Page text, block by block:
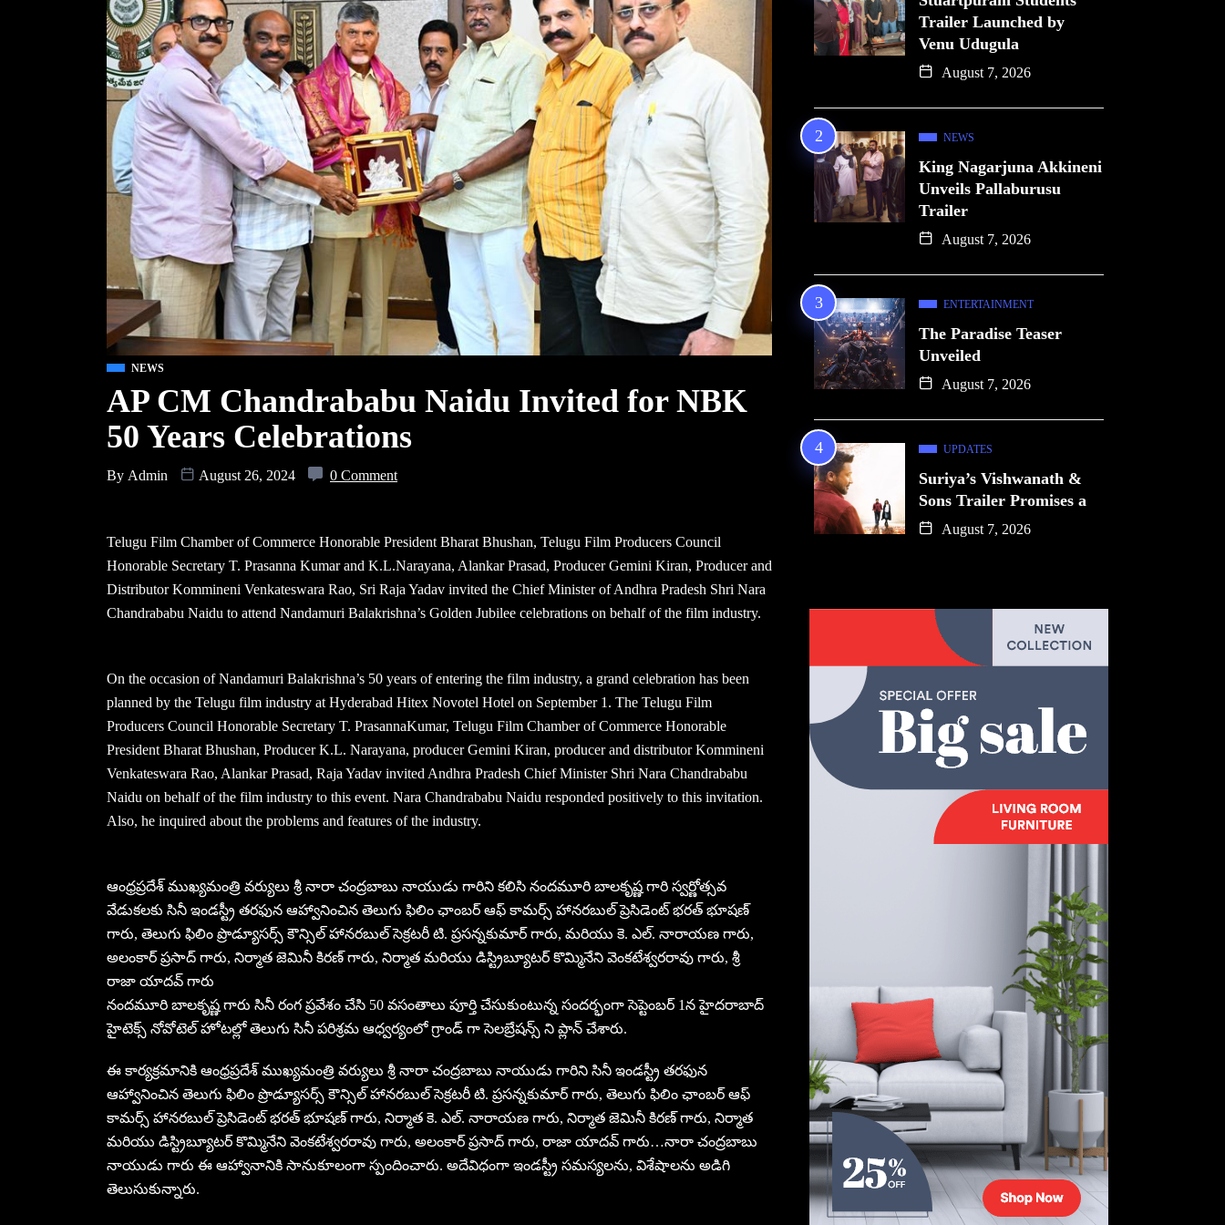
NEWS
AP CM Chandrababu Naidu Invited for NBK
50 Years Celebrations
By Admin August 26, 2024 0 Comment
Telugu Film Chamber of Commerce Honorable President Bharat Bhushan, Telugu Film Producers Council
Honorable Secretary T. Prasanna Kumar and K.L.Narayana, Alankar Prasad, Producer Gemini Kiran, Producer and
Distributor Kommineni Venkateswara Rao, Sri Raja Yadav invited the Chief Minister of Andhra Pradesh Shri Nara
Chandrababu Naidu to attend Nandamuri Balakrishna’s Golden Jubilee celebrations on behalf of the film industry.
On the occasion of Nandamuri Balakrishna’s 50 years of entering the film industry, a grand celebration has been
planned by the Telugu film industry at Hyderabad Hitex Novotel Hotel on September 1. The Telugu Film
Producers Council Honorable Secretary T. PrasannaKumar, Telugu Film Chamber of Commerce Honorable
President Bharat Bhushan, Producer K.L. Narayana, producer Gemini Kiran, producer and distributor Kommineni
Venkateswara Rao, Alankar Prasad, Raja Yadav invited Andhra Pradesh Chief Minister Shri Nara Chandrababu
Naidu on behalf of the film industry to this event. Nara Chandrababu Naidu responded positively to this invitation.
Also, he inquired about the problems and features of the industry.
ఆంధ్రప్రదేశ్ ముఖ్యమంత్రి వర్యులు శ్రీ నారా చంద్రబాబు నాయుడు గారిని కలిసి నందమూరి బాలకృష్ణ గారి స్వర్ణోత్సవ
వేడుకలకు సినీ ఇండస్ట్రీ తరఫున ఆహ్వానించిన తెలుగు ఫిలిం ఛాంబర్ ఆఫ్ కామర్స్ హానరబుల్ ప్రెసిడెంట్ భరత్ భూషణ్
గారు, తెలుగు ఫిలిం ప్రొడ్యూసర్స్ కౌన్సిల్ హానరబుల్ సెక్రటరీ టి. ప్రసన్నకుమార్ గారు, మరియు కె. ఎల్. నారాయణ గారు,
అలంకార్ ప్రసాద్ గారు, నిర్మాత జెమినీ కిరణ్ గారు, నిర్మాత మరియు డిస్ట్రిబ్యూటర్ కొమ్మినేని వెంకటేశ్వరరావు గారు, శ్రీ
రాజా యాదవ్ గారు
నందమూరి బాలకృష్ణ గారు సినీ రంగ ప్రవేశం చేసి 50 వసంతాలు పూర్తి చేసుకుంటున్న సందర్భంగా సెప్టెంబర్ 1న హైదరాబాద్
హైటెక్స్ నోవోటెల్ హోటల్లో తెలుగు సినీ పరిశ్రమ ఆధ్వర్యంలో గ్రాండ్ గా సెలబ్రేషన్స్ ని ప్లాన్ చేశారు.
ఈ కార్యక్రమానికి ఆంధ్రప్రదేశ్ ముఖ్యమంత్రి వర్యులు శ్రీ నారా చంద్రబాబు నాయుడు గారిని సినీ ఇండస్ట్రీ తరఫున
ఆహ్వానించిన తెలుగు ఫిలిం ప్రొడ్యూసర్స్ కౌన్సిల్ హానరబుల్ సెక్రటరీ టి. ప్రసన్నకుమార్ గారు, తెలుగు ఫిలిం ఛాంబర్ ఆఫ్
కామర్స్ హానరబుల్ ప్రెసిడెంట్ భరత్ భూషణ్ గారు, నిర్మాత కె. ఎల్. నారాయణ గారు, నిర్మాత జెమినీ కిరణ్ గారు, నిర్మాత
మరియు డిస్ట్రిబ్యూటర్ కొమ్మినేని వెంకటేశ్వరరావు గారు, అలంకార్ ప్రసాద్ గారు, రాజా యాదవ్ గారు…నారా చంద్రబాబు
నాయుడు గారు ఈ ఆహ్వానానికి సానుకూలంగా స్పందించారు. అదేవిధంగా ఇండస్ట్రీ సమస్యలను, విశేషాలను అడిగి
తెలుసుకున్నారు.
Trailer Launched by
Venu Udugula
August 7, 2026
NEWS
King Nagarjuna Akkineni
Unveils Pallaburusu
Trailer
August 7, 2026
ENTERTAINMENT
The Paradise Teaser
Unveiled
August 7, 2026
UPDATES
Suriya’s Vishwanath &
Sons Trailer Promises a
August 7, 2026